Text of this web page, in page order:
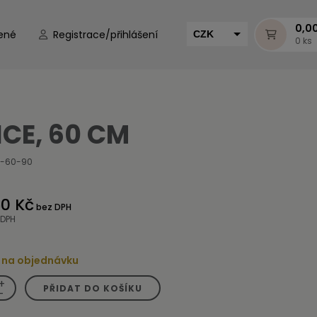
Registrace/přihlášení CZK
0 ks
60 CM
60-90
Kč bez DPH
objednávku
PŘIDAT DO KOŠÍKU